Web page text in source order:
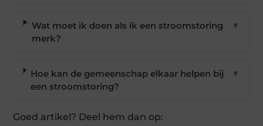
Wat moet ik doen als ik een stroomstoring
merk?
▼
Hoe kan de gemeenschap elkaar helpen bij
een stroomstoring?
▼
Goed artikel? Deel hem dan op: